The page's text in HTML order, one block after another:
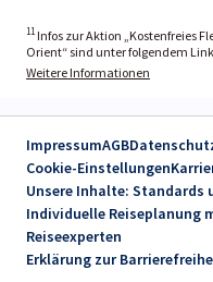
11 Infos zur Aktion „Kostenfreies
Orient“ sind unter folgendem
Weitere Informationen
ImpressumAGB
Cookie-Einstellungen
Unsere Inhalte: Standards
Individuelle Reiseplanung
Reiseexperten
Erklärung zur